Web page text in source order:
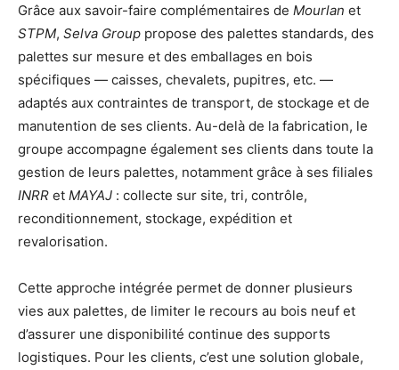
Grâce aux savoir-faire complémentaires de Mourlan et
STPM, Selva Group propose des palettes standards, des
palettes sur mesure et des emballages en bois
spécifiques — caisses, chevalets, pupitres, etc. —
adaptés aux contraintes de transport, de stockage et de
manutention de ses clients. Au-delà de la fabrication, le
groupe accompagne également ses clients dans toute la
gestion de leurs palettes, notamment grâce à ses filiales
INRR et MAYAJ : collecte sur site, tri, contrôle,
reconditionnement, stockage, expédition et
revalorisation.
Cette approche intégrée permet de donner plusieurs
vies aux palettes, de limiter le recours au bois neuf et
d’assurer une disponibilité continue des supports
logistiques. Pour les clients, c’est une solution globale,